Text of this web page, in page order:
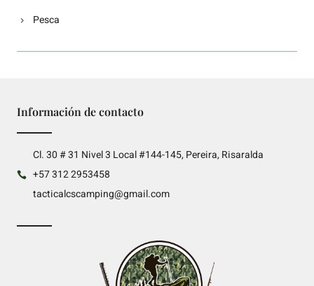
Pesca
Información de contacto
Cl. 30 # 31 Nivel 3 Local #144-145, Pereira, Risaralda
+57 312 2953458
tacticalcscamping@gmail.com